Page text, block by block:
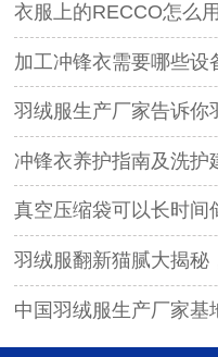
衣服上的RECCO怎么
加工冲锋衣需要哪些设
羽绒服生产厂家告诉你
冲锋衣养护指南及洗护
真空压缩袋可以长时间储
羽绒服翻新猫腻大揭秘
中国羽绒服生产厂家基地